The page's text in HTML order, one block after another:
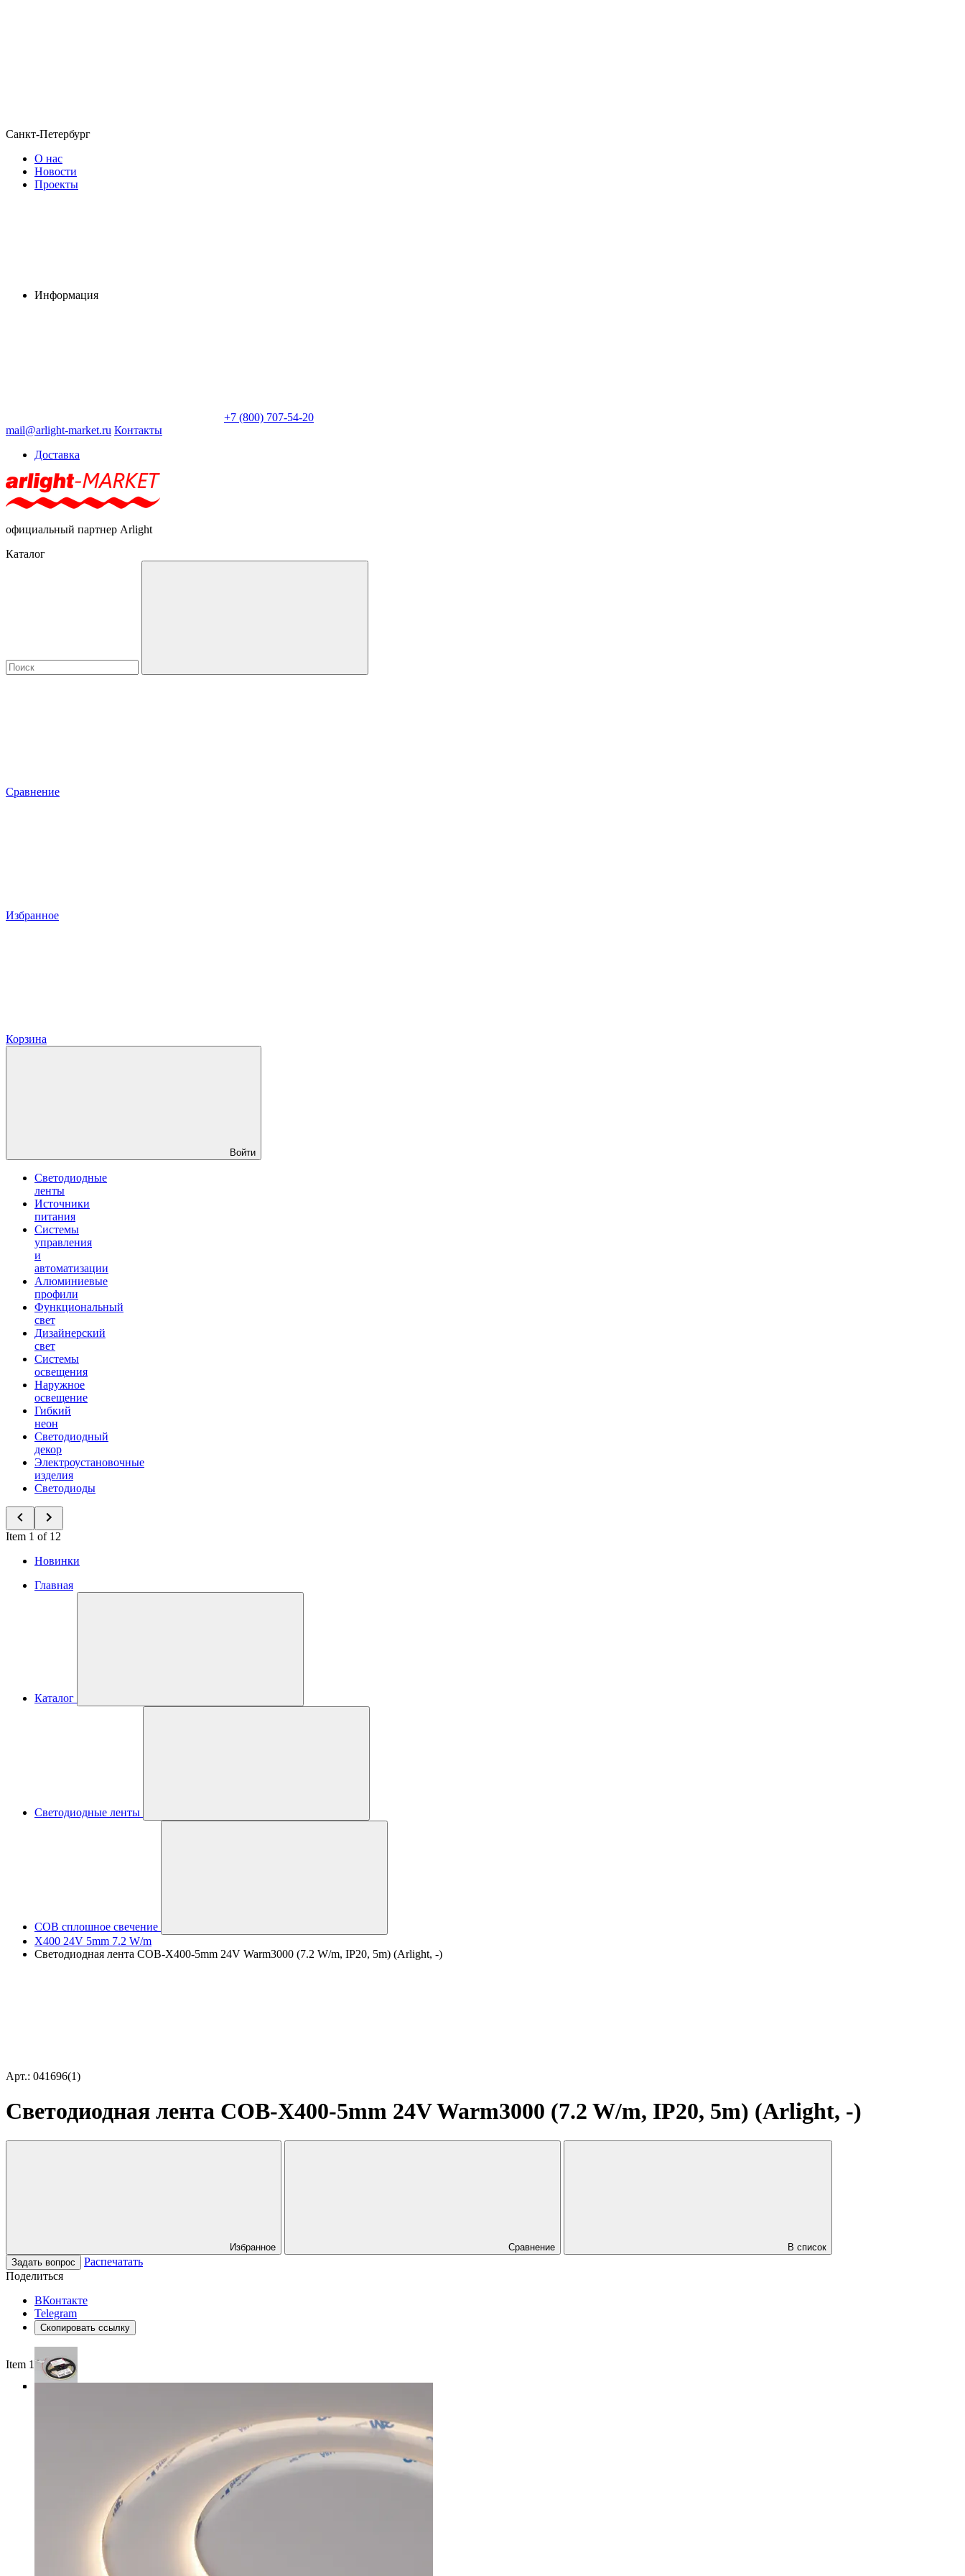
Санкт-Петербург
О нас
Новости
Проекты
Информация
+7 (800) 707-54-20
mail@arlight-market.ru Контакты
Доставка
официальный партнер Arlight
Каталог
Сравнение
Избранное
Корзина
Войти
Светодиодные
ленты
Источники
питания
Системы
управления
и
автоматизации
Алюминиевые
профили
Функциональный
свет
Дизайнерский
свет
Системы
освещения
Наружное
освещение
Гибкий
неон
Светодиодный
декор
Электроустановочные
изделия
Светодиоды
Item 1 of 12
Новинки
Главная
Каталог
Светодиодные ленты
COB сплошное свечение
X400 24V 5mm 7.2 W/m
Светодиодная лента COB-X400-5mm 24V Warm3000 (7.2 W/m, IP20, 5m) (Arlight, -)
Арт.: 041696(1)
Светодиодная лента COB-X400-5mm 24V Warm3000 (7.2 W/m, IP20, 5m) (Arlight, -)
Избранное Сравнение
В список
Задать вопрос
Распечатать
Поделиться
ВКонтакте
Telegram
Скопировать ссылку
Item 1 of 3